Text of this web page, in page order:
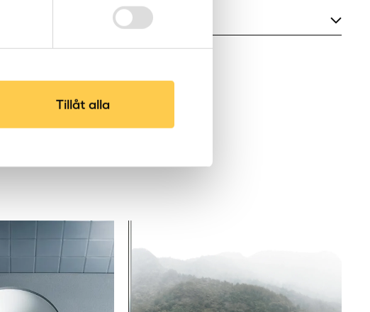
Tillåt alla
Ja
700, 750, 800, 900, 1000
480
1500, 1600, 1700, 1800, 1900, 2000
Badkar för inbyggnad
Duravit
x 700
x 700
x 1000